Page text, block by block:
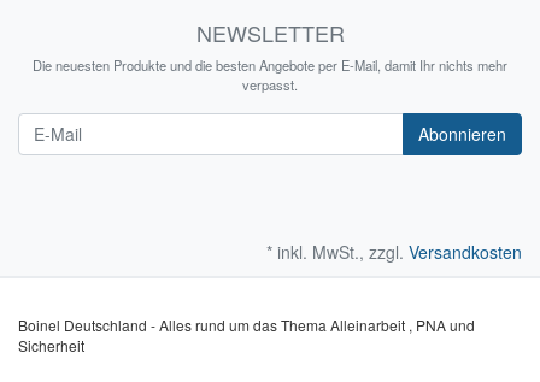
NEWSLETTER
Die neuesten Produkte und die besten Angebote per E-Mail, damit Ihr nichts mehr
verpasst.
Abonnieren
* inkl. MwSt., zzgl. Versandkosten
Boinel Deutschland - Alles rund um das Thema Alleinarbeit , PNA und
Sicherheit